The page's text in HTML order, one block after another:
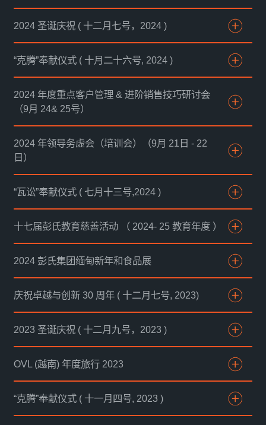
2024 圣诞庆祝 ( 十二月七号，2024 )
“克腾”奉献仪式 ( 十月二十六号, 2024 )
2024 年度重点客户管理 & 进阶销售技巧研讨会
（9月 24& 25号）
2024 年领导务虚会（培训会）（9月 21日 - 22
日）
“瓦讼”奉献仪式 ( 七月十三号,2024 )
十七届彭氏教育慈善活动 （ 2024- 25 教育年度 ）
2024 彭氏集团缅甸新年和食品展
庆祝卓越与创新 30 周年 ( 十二月七号, 2023)
2023 圣诞庆祝 ( 十二月九号，2023 )
OVL (越南) 年度旅行 2023
“克腾”奉献仪式 ( 十一月四号, 2023 )